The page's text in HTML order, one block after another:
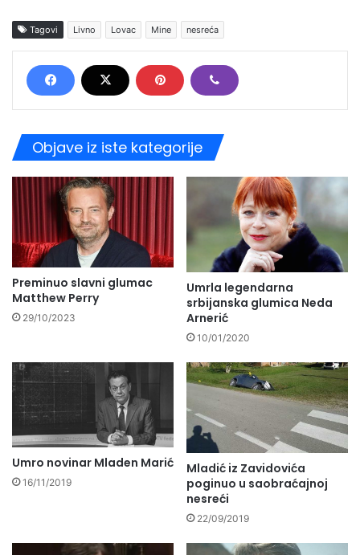
Tagovi Livno Lovac Mine nesreća
Objave iz iste kategorije
Preminuo slavni glumac
Matthew Perry
29/10/2023
Umrla legendarna
srbijanska glumica Neda
Arnerić
10/01/2020
Umro novinar Mladen Marić
16/11/2019
Mladić iz Zavidovića
poginuo u saobraćajnoj
nesreći
22/09/2019